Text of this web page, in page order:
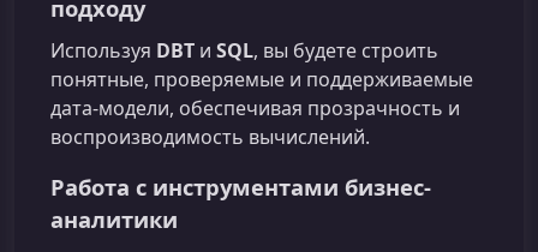
подходу
Используя DBT и SQL, вы будете строить
понятные, проверяемые и поддерживаемые
дата-модели, обеспечивая прозрачность и
воспроизводимость вычислений.
Работа с инструментами бизнес-
аналитики